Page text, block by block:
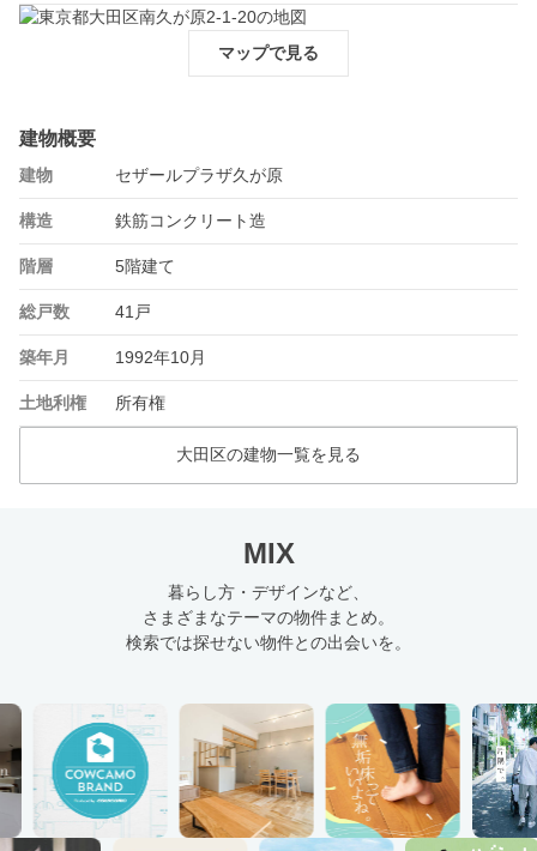
マップで見る
建物概要
建物 セザールプラザ久が原
構造 鉄筋コンクリート造
階層 5階建て
総戸数 41戸
築年月 1992年10月
土地利権 所有権
大田区の建物一覧を見る
MIX
暮らし方・デザインなど、
さまざまなテーマの物件まとめ。
検索では探せない物件との出会いを。